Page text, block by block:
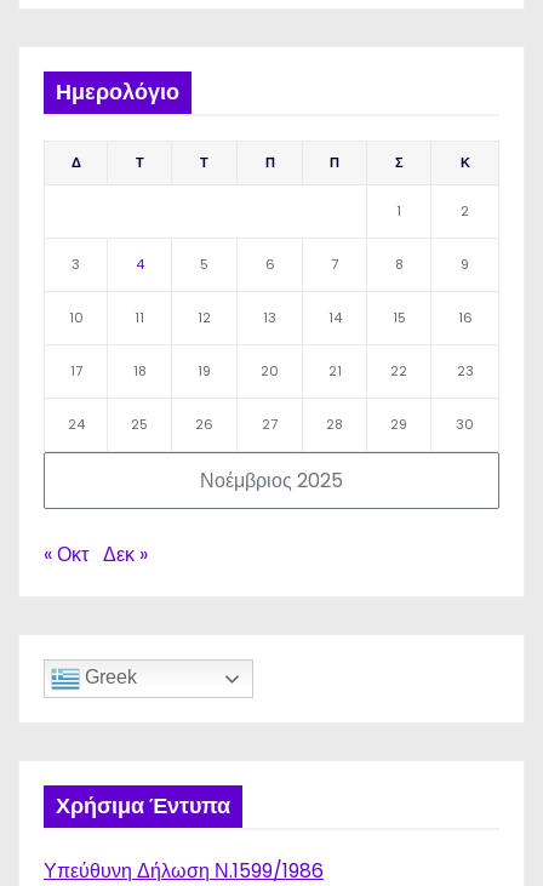
Ημερολόγιο
Νοέμβριος 2025
Δ Τ Τ Π Π Σ Κ
1 2
3 4 5 6 7 8 9
10 11 12 13 14 15 16
17 18 19 20 21 22 23
24 25 26 27 28 29 30
« Οκτ Δεκ »
Greek
Χρήσιμα Έντυπα
Υπεύθυνη Δήλωση Ν.1599/1986